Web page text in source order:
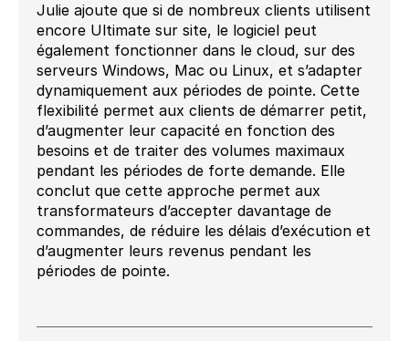
Julie ajoute que si de nombreux clients utilisent
encore Ultimate sur site, le logiciel peut
également fonctionner dans le cloud, sur des
serveurs Windows, Mac ou Linux, et s’adapter
dynamiquement aux périodes de pointe. Cette
flexibilité permet aux clients de démarrer petit,
d’augmenter leur capacité en fonction des
besoins et de traiter des volumes maximaux
pendant les périodes de forte demande. Elle
conclut que cette approche permet aux
transformateurs d’accepter davantage de
commandes, de réduire les délais d’exécution et
d’augmenter leurs revenus pendant les
périodes de pointe.